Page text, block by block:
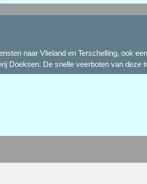
naar Vlieland en Terschelling, ook
Doeksen. De snelle veerboten van